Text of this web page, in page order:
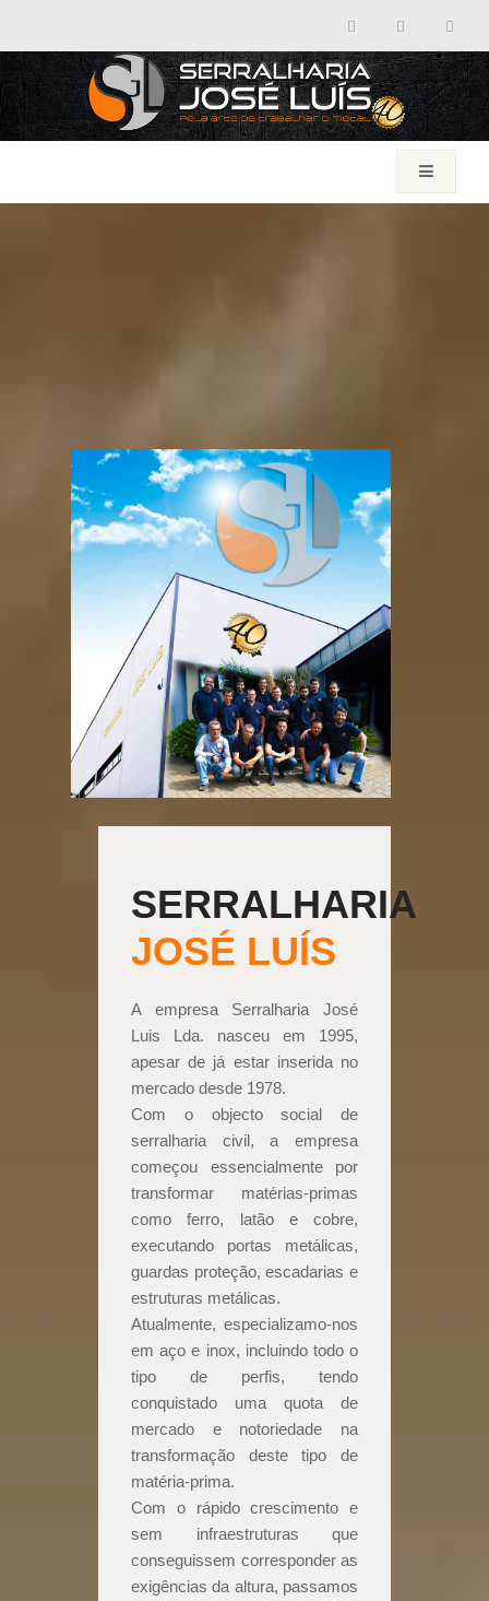
SERRALHARIA
JOSÉ LUÍS
A empresa Serralharia José
Luis Lda. nasceu em 1995,
apesar de já estar inserida no
mercado desde 1978.
Com o objecto social de
serralharia civil, a empresa
começou essencialmente por
transformar matérias-primas
como ferro, latão e cobre,
executando portas metálicas,
guardas proteção, escadarias e
estruturas metálicas.
Atualmente, especializamo-nos
em aço e inox, incluindo todo o
tipo de perfis, tendo
conquistado uma quota de
mercado e notoriedade na
transformação deste tipo de
matéria-prima.
Com o rápido crescimento e
sem infraestruturas que
conseguissem corresponder as
exigências da altura, passamos